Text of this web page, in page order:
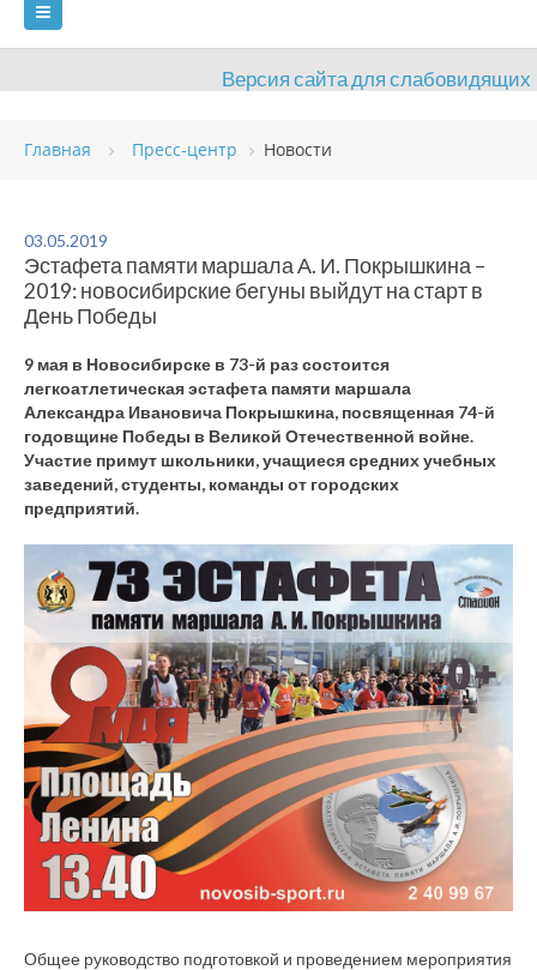
Версия сайта для слабовидящих
ГЛАВНАЯ
ВИДЫ СПОРТА
ОБЪЕКТЫ ДОКУМЕНТЫ ПРЕСС-ЦЕНТР
ОЦЕНКА КАЧЕСТВА ОБРАЗОВАНИЯ
ПЛАТНЫЕ УСЛУГИ КОНТАКТЫ
Главная Пресс-центр Новости
03.05.2019
Эстафета памяти маршала А. И. Покрышкина –
2019: новосибирские бегуны выйдут на старт в
День Победы
9 мая в Новосибирске в 73-й раз состоится
легкоатлетическая эстафета памяти маршала
Александра Ивановича Покрышкина, посвященная 74-й
годовщине Победы в Великой Отечественной войне.
Участие примут школьники, учащиеся средних учебных
заведений, студенты, команды от городских
предприятий.
Общее руководство подготовкой и проведением мероприятия